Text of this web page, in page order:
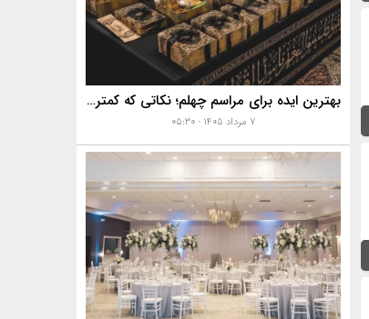
بهترین ایده برای مراسم چهلم؛ نکاتی که کمتر به آن‌ها توجه می‌شود
۷ مرداد ۱۴۰۵ - ۰۵:۳۰